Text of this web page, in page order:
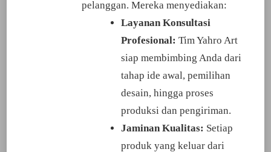
pelanggan. Mereka menyediakan:
Layanan Konsultasi
Profesional: Tim Yahro Art
siap membimbing Anda dari
tahap ide awal, pemilihan
desain, hingga proses
produksi dan pengiriman.
Jaminan Kualitas: Setiap
produk yang keluar dari